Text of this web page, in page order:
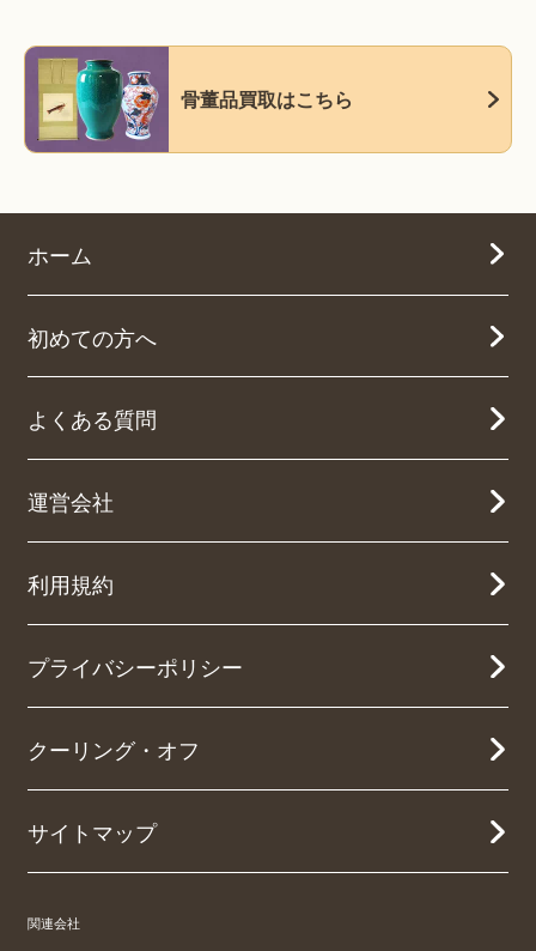
骨董品買取はこちら
ホーム
初めての方へ
よくある質問
運営会社
利用規約
プライバシーポリシー
クーリング・オフ
サイトマップ
関連会社